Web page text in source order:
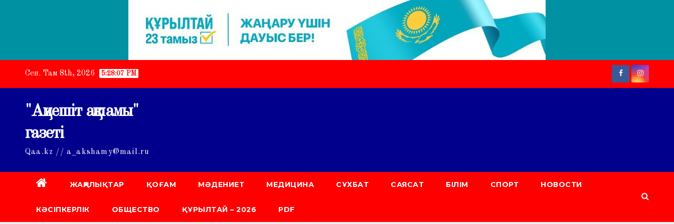
Сен. Там 8th, 2026 5:28:08 PM
"Ақмешіт ақшамы"
газеті
Qaa.kz // a_akshamy@mail.ru
ЖАҢАЛЫҚТАР ҚОҒАМ МӘДЕНИЕТ МЕДИЦИНА СҰХБАТ САЯСАТ БІЛІМ СПОРТ НОВОСТИ
КӘСІПКЕРЛІК ОБЩЕСТВО ҚҰРЫЛТАЙ – 2026 PDF